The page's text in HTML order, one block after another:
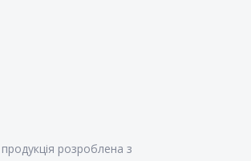
розроблена з